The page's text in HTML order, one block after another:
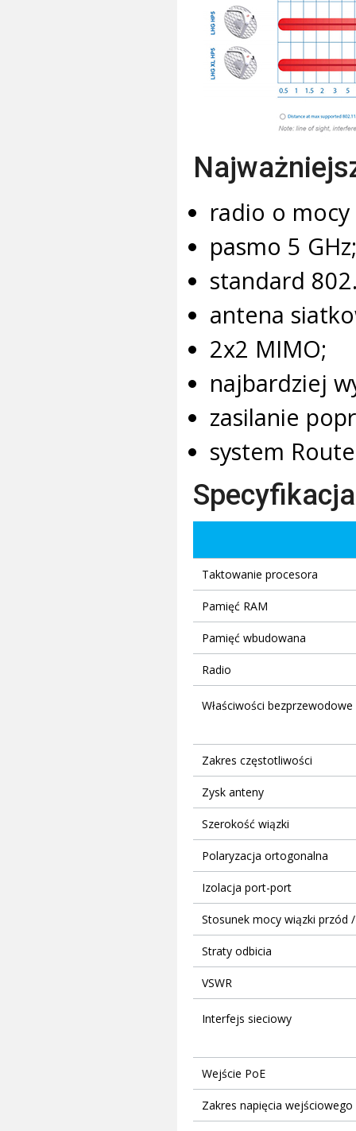
radio o
pasmo 5 GHz;
standard
antena
2x2 MIMO;
najbardziej
zasilanie
system
Specyfikacja
Taktowanie procesora
Pamięć RAM
Pamięć wbudowana
Radio
Właściwości bezprzewodowe
Zakres częstotliwości
Zysk anteny
Szerokość wiązki
Polaryzacja ortogonalna
Izolacja port-port
Stosunek mocy wiązki przód /
Straty odbicia
VSWR
Interfejs sieciowy
Wejście PoE
Zakres napięcia wejściowego